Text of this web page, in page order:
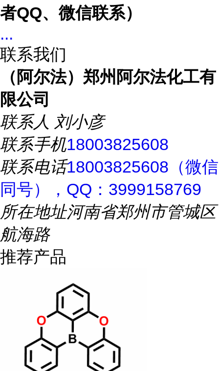
者QQ、微信联系）
...
联系我们
（阿尔法）郑州阿尔法化工有
限公司
联系人 刘小彦
联系手机18003825608
联系电话18003825608（微信
同号），QQ：3999158769
所在地址河南省郑州市管城区
航海路
推荐产品